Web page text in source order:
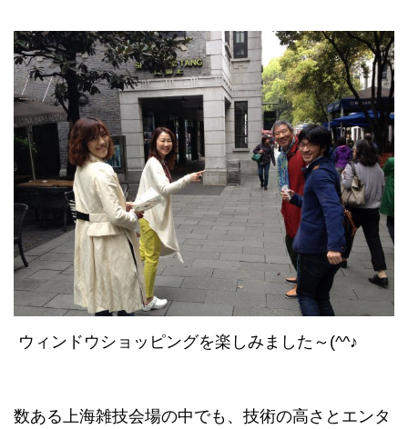
ウィンドウショッピングを楽しみました～(^^♪
数ある上海雑技会場の中でも、技術の高さとエンタ